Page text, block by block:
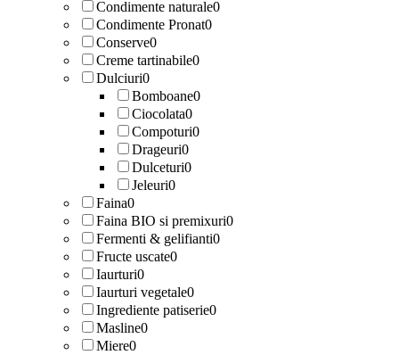
Condimente naturale0
Condimente Pronat0
Conserve0
Creme tartinabile0
Dulciuri0
Bomboane0
Ciocolata0
Compoturi0
Drageuri0
Dulceturi0
Jeleuri0
Faina0
Faina BIO si premixuri0
Fermenti & gelifianti0
Fructe uscate0
Iaurturi0
Iaurturi vegetale0
Ingrediente patiserie0
Masline0
Miere0